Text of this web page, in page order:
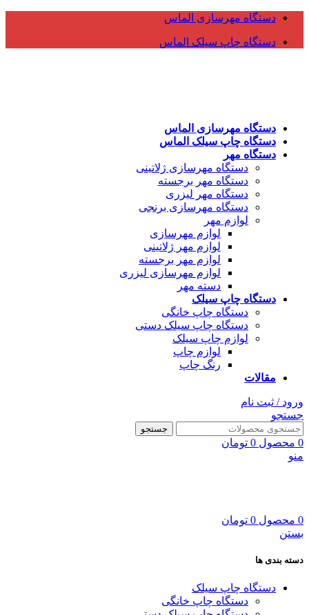
دستگاه مهرسازی الماس
دستگاه چاپ سیلک الماس
دستگاه مهرسازی الماس
دستگاه چاپ سیلک الماس
دستگاه مهر
دستگاه مهرسازی ژلاتینی
دستگاه مهر برجسته
دستگاه مهر لیزری
دستگاه مهرسازی برنجی
لوازم مهر
لوازم مهرسازی
لوازم مهر ژلاتینی
لوازم مهر برجسته
لوازم مهرسازی لیزری
دسته مهر
دستگاه چاپ سیلک
دستگاه چاپ خانگی
دستگاه چاپ سیلک دستی
لوازم چاپ سیلک
لوازم چاپ
رنگ چاپ
مقالات
ورود / ثبت نام
جستجو
جستجو
0 محصول 0 تومان
منو
0 محصول 0 تومان
بستن
دسته بندی ها
دستگاه چاپ سیلک
دستگاه چاپ خانگی